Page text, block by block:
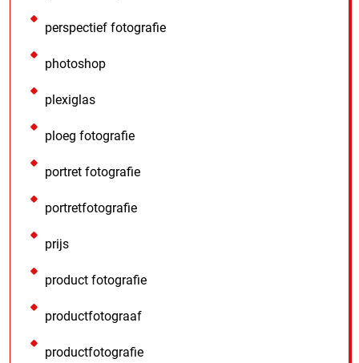
perspectief fotografie
photoshop
plexiglas
ploeg fotografie
portret fotografie
portretfotografie
prijs
product fotografie
productfotograaf
productfotografie